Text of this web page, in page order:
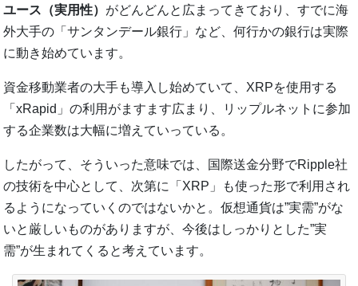
ユース（実用性） がどんどんと広まってきており、すでに海
外大手の「サンタンデール銀行」など、何行かの銀行は実際
に動き始めています。
資金移動業者の大手も導入し始めていて、XRPを使用する
「xRapid」の利用がますます広まり、リップルネットに参加
する企業数は大幅に増えていっている。
したがって、そういった意味では、国際送金分野でRipple社
の技術を中心として、次第に「XRP」も使った形で利用され
るようになっていくのではないかと。仮想通貨は”実需”がな
いと厳しいものがありますが、今後はしっかりとした”実
需”が生まれてくると考えています。